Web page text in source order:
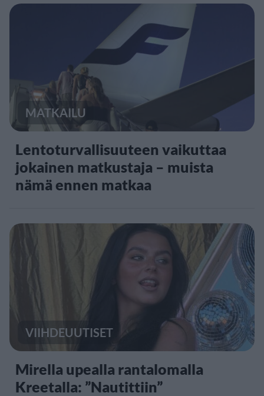
MATKAILU
Lentoturvallisuuteen vaikuttaa
jokainen matkustaja – muista
nämä ennen matkaa
VIIHDEUUTISET
Mirella upealla rantalomalla
Kreetalla: ”Nautittiin”